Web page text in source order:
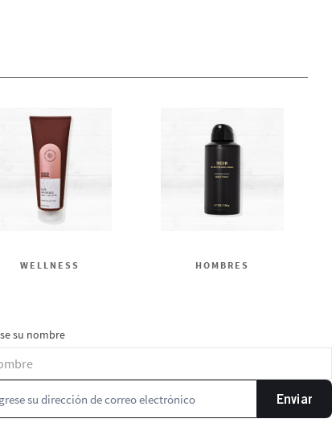
WELLNESS HOMBRES
su nombre
Enviar